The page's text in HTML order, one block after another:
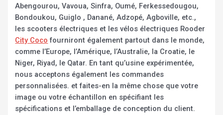
Abengourou, Vavoua, Sinfra, Oumé, Ferkessedougou,
Bondoukou, Guiglo , Danané, Adzopé, Agboville, etc.,
les scooters électriques et les vélos électriques Rooder
City Coco fourniront également partout dans le monde,
comme l’Europe, l’Amérique, l’Australie, la Croatie, le
Niger, Riyad, le Qatar. En tant qu’usine expérimentée,
nous acceptons également les commandes
personnalisées. et faites-en la même chose que votre
image ou votre échantillon en spécifiant les
spécifications et l’emballage de conception du client.